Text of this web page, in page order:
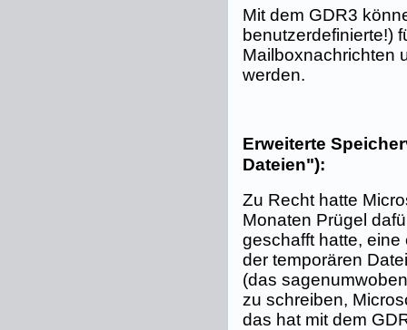
Mit dem GDR3
benutzerdefinierte!)
Mailboxnachrichten
werden.
Erweiterte
Dateien"):
Zu Recht hatte
Monaten Prügel
geschafft hatte,
der temporären
(das
zu schreiben,
das hat mit dem